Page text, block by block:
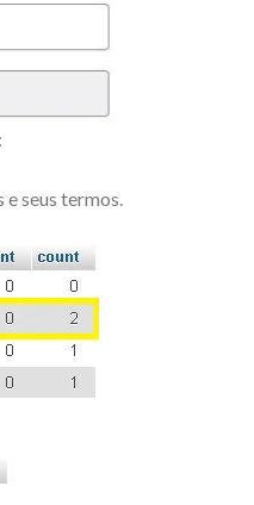
e seus termos.